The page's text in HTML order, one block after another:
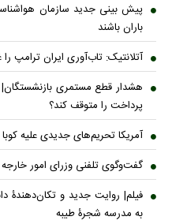
پیش بینی جدید سازمان
باران باشند
آتلانتیک: تاب‌آوری ایران ترامپ را
هشدار قطع مستمری
پرداخت را متوقف کند؟
آمریکا تحریم‌های جدیدی علیه
گفت‌وگوی تلفنی وزرای امور خارجه
فیلم| روایت جدید و تکان‌دهندۀ
به مدرسه شجرۀ طیبه